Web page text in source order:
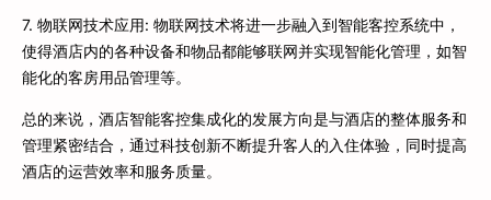
7. 物联网技术应用: 物联网技术将进一步融入到智能客控系统中，
使得酒店内的各种设备和物品都能够联网并实现智能化管理，如智
能化的客房用品管理等。
总的来说，酒店智能客控集成化的发展方向是与酒店的整体服务和
管理紧密结合，通过科技创新不断提升客人的入住体验，同时提高
酒店的运营效率和服务质量。